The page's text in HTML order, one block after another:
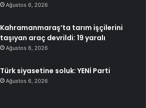
Ağustos 6, 2026
Kahramanmaraş’ta tarım işçilerini
taşıyan araç devrildi: 19 yaralı
Ağustos 6, 2026
Türk siyasetine soluk: YENİ Parti
Ağustos 6, 2026